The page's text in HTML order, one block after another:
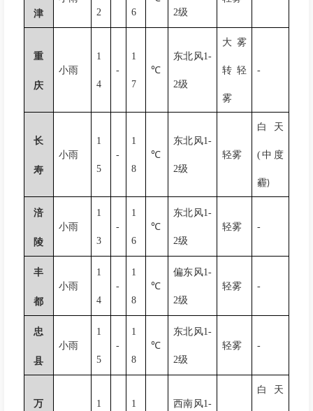
津 2 6 2级
重
庆
小雨
1
4
-
1
7
℃
东北风1-
2级
大雾
转轻
雾
-
长
寿
小雨
1
5
-
1
8
℃
东北风1-
2级
轻雾
白天
(中度
霾)
涪
陵
小雨
1
3
-
1
6
℃
东北风1-
2级
轻雾 -
丰
都
小雨
1
4
-
1
8
℃
偏东风1-
2级
轻雾 -
忠
县
小雨
1
5
-
1
8
℃
东北风1-
2级
轻雾 -
万 1 1 西南风1-
白天